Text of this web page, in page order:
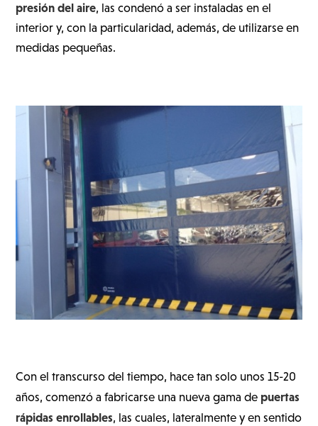
presión del aire, las condenó a ser instaladas en el
interior y, con la particularidad, además, de utilizarse en
medidas pequeñas.
Con el transcurso del tiempo, hace tan solo unos 15-20
años, comenzó a fabricarse una nueva gama de puertas
rápidas enrollables, las cuales, lateralmente y en sentido